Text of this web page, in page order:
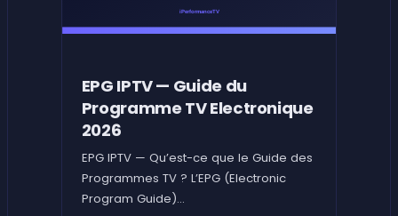
EPG IPTV — Guide du
Programme TV Electronique
2026
EPG IPTV — Qu’est-ce que le Guide des
Programmes TV ? L’EPG (Electronic
Program Guide)...